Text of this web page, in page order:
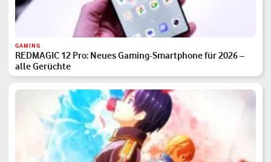
GAMING
REDMAGIC 12 Pro: Neues Gaming-Smartphone für 2026 –
alle Gerüchte